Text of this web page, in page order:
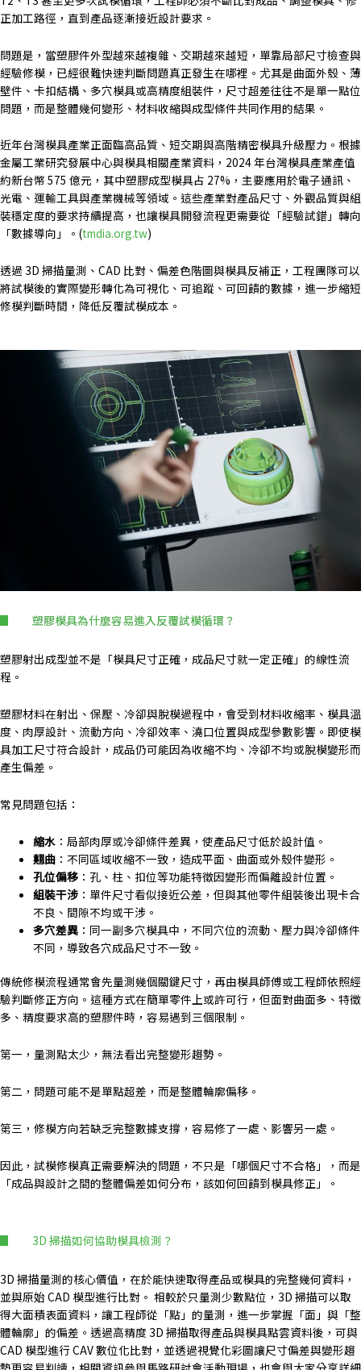
正加工路徑，直到產品逐漸接近設計要求。
問題是，當塑膠件外型越來越複雜、交期越來越短，單靠局部尺寸檢查與
經驗修模，已經很難快速判斷問題真正發生在哪裡。尤其是曲面外殼、薄
壁件、卡扣結構、多穴模具或高精度組裝件，尺寸超差往往不是單一點位
問題，而是整體幾何變形、材料收縮與成型條件共同作用的結果。
近年台灣模具產業正面臨高品質、短交期與高階精密模具升級壓力。根據
金屬工業研究發展中心與模具相關產業資料，2024 年台灣模具產業產值
約新台幣 575 億元，其中塑膠成型模具占 27%，主要應用於電子通訊、
光電、運輸工具與產業機械等領域。這些產業對產品尺寸、外觀品質與組
裝穩定度的要求持續提高，也讓模具開發流程更需要從「經驗試錯」轉向
「數據導向」。(tmdia.org.tw)
透過 3D 掃描量測、CAD 比對、偏差色階圖與模具反補正，工程團隊可以
將試模後的實際變形轉化為可視化、可追蹤、可回饋的數據，進一步縮短
修模判斷時間，降低反覆試模成本。
塑膠模具為什麼容易進入反覆試模循環？
塑膠射出成型並不是「模具尺寸正確，成品尺寸就一定正確」的線性流
程。
塑膠材料在射出、保壓、冷卻與脫模過程中，會受到材料收縮率、模具溫
度、肉厚設計、流動方向、冷卻效率、澆口位置與成型參數影響。即使模
具加工尺寸符合設計，成品仍可能因為收縮不均、冷卻不均或脫模變形而
產生偏差。
常見問題包括：
縮水 ：局部肉厚或冷卻條件差異，使產品尺寸低於設計值。
翹曲 ：不同區域收縮不一致，造成平面、曲面或外殼件變形。
孔位偏移 ：孔、柱、扣位等功能特徵因變形而偏離設計位置。
組裝干涉 ：單件尺寸看似接近公差，但與其他零件組裝後出現卡合
不良、間隙不均或干涉。
多穴差異 ：同一副多穴模具中，不同穴位的流動、壓力與冷卻條件
不同，導致各穴成品尺寸不一致。
傳統修模流程通常會先量測幾個關鍵尺寸，再由模具師傅或工程師依照經
驗判斷修正方向。這種方式在簡單零件上或許可行，但面對曲面多、特徵
多、精度要求高的塑膠件時，容易遇到三個限制。
第一，量測點太少，無法看出完整變形趨勢。
第二，問題可能不是單點超差，而是整體輪廓偏移。
第三，修模方向若缺乏完整數據支撐，容易修了一處、影響另一處。
因此，試模修模真正需要解決的問題，不只是「哪個尺寸不合格」，而是
「成品與設計之間的整體偏差如何分布，該如何回饋到模具修正」。
3D 掃描如何協助模具檢測？
3D 掃描量測的核心價值，在於能快速取得產品或模具的完整幾何資料，
並與原始 CAD 模型進行比對。 相較於只量測少數點位，3D 掃描可以取
得大面積表面資料，讓工程師從「點」的量測，進一步掌握「面」與「整
體輪廓」的偏差。 透過高精度 3D 掃描取得產品與模具點雲資料後，可與
CAD 模型進行 CAV 數位化比對，並透過視覺化彩圖讓尺寸偏差與變形趨